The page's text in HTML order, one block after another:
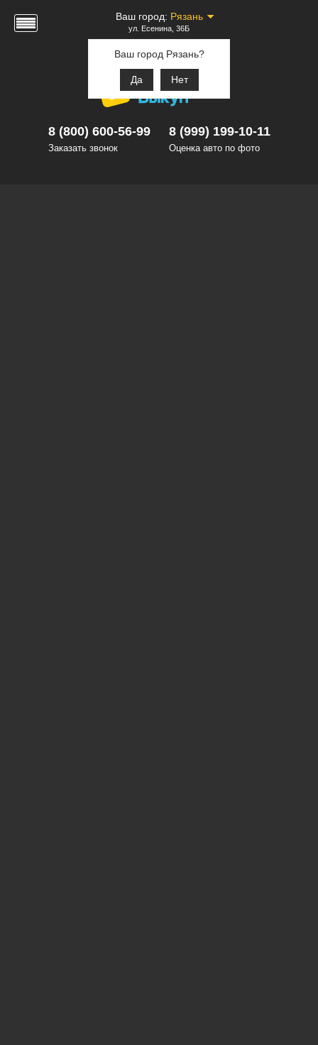
Ваш город: Рязань
Ваш город Рязань?
Да Нет
ул. Есенина, 36Б
8 (800) 600-56-99
Заказать звонок
8 (999) 199-10-11
Оценка авто по фото